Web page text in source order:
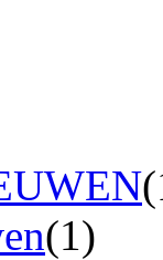
(1)